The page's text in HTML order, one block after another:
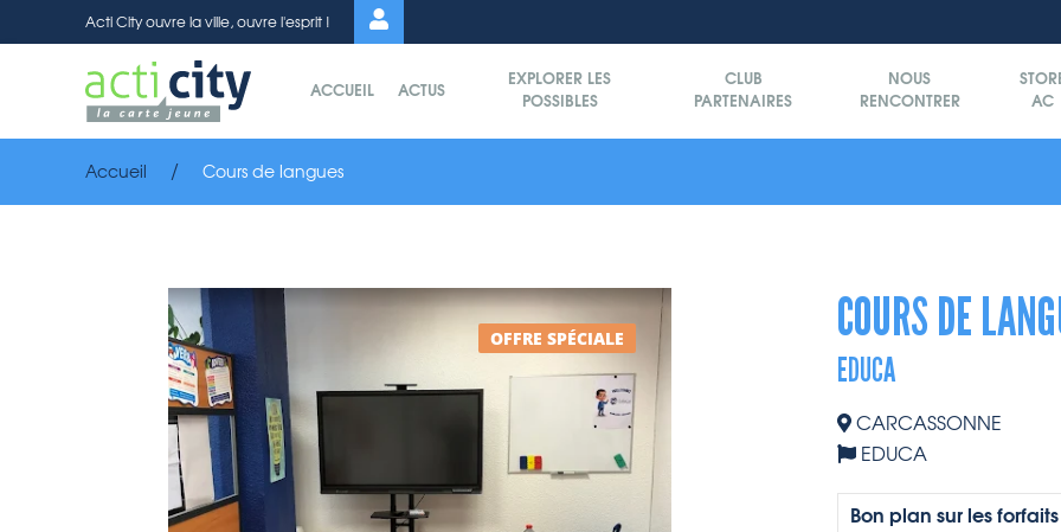
Acti City ouvre la ville, ouvre l'esprit !
ACCUEIL ACTUS
EXPLORER LES
POSSIBLES
CLUB
PARTENAIRES
NOUS
RENCONTRER
AC
Accueil Cours de langues
OFFRE SPÉCIALE COURS DE
EDUCA
CARCASSONNE
EDUCA
Panneau de gestion des cookies